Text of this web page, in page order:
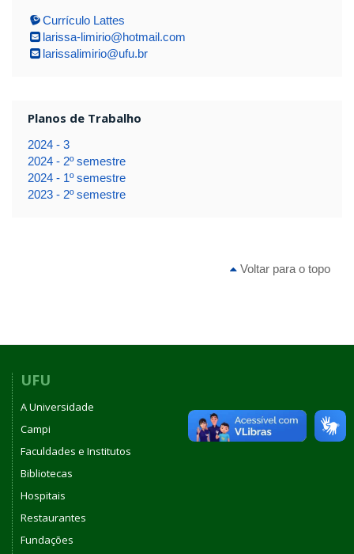
Currículo Lattes
larissa-limirio@hotmail.com
larissalimirio@ufu.br
Planos de Trabalho
2024 - 3
2024 - 2º semestre
2024 - 1º semestre
2023 - 2º semestre
Voltar para o topo
UFU
A Universidade
Campi
Faculdades e Institutos
Bibliotecas
Hospitais
Restaurantes
Fundações